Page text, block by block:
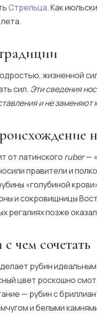
Стрельца. Как
жизненной
сил. Эти сведения
и не заменяют
от латинского ruber—
правители и
«голубиной
и сокровищницы
регалиях позже
чем сочетать
рубин
цвет роскошно
— рубин с
и белыми